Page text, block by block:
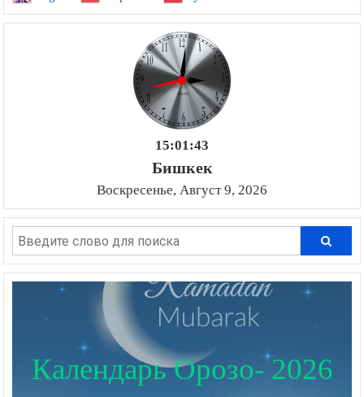
15:01:45
Бишкек
Воскресенье, Август 9, 2026
Календарь Орозо- 2026